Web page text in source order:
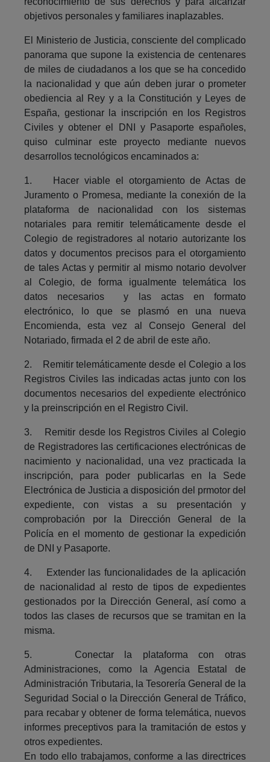
objetivos personales y familiares inaplazables.
El Ministerio de Justicia, consciente del complicado
panorama que supone la existencia de centenares
de miles de ciudadanos a los que se ha concedido
la nacionalidad y que aún deben jurar o prometer
obediencia al Rey y a la Constitución y Leyes de
España, gestionar la inscripción en los Registros
Civiles y obtener el DNI y Pasaporte españoles,
quiso culminar este proyecto mediante nuevos
desarrollos tecnológicos encaminados a:
1. Hacer viable el otorgamiento de Actas de
Juramento o Promesa, mediante la conexión de la
plataforma de nacionalidad con los sistemas
notariales para remitir telemáticamente desde el
Colegio de registradores al notario autorizante los
datos y documentos precisos para el otorgamiento
de tales Actas y permitir al mismo notario devolver
al Colegio, de forma igualmente telemática los
datos necesarios y las actas en formato
electrónico, lo que se plasmó en una nueva
Encomienda, esta vez al Consejo General del
Notariado, firmada el 2 de abril de este año.
2. Remitir telemáticamente desde el Colegio a los
Registros Civiles las indicadas actas junto con los
documentos necesarios del expediente electrónico
y la preinscripción en el Registro Civil.
3. Remitir desde los Registros Civiles al Colegio
de Registradores las certificaciones electrónicas de
nacimiento y nacionalidad, una vez practicada la
inscripción, para poder publicarlas en la Sede
Electrónica de Justicia a disposición del prmotor del
expediente, con vistas a su presentación y
comprobación por la Dirección General de la
Policía en el momento de gestionar la expedición
de DNI y Pasaporte.
4. Extender las funcionalidades de la aplicación
de nacionalidad al resto de tipos de expedientes
gestionados por la Dirección General, así como a
todos las clases de recursos que se tramitan en la
misma.
5. Conectar la plataforma con otras
Administraciones, como la Agencia Estatal de
Administración Tributaria, la Tesorería General de la
Seguridad Social o la Dirección General de Tráfico,
para recabar y obtener de forma telemática, nuevos
informes preceptivos para la tramitación de estos y
otros expedientes.
En todo ello trabajamos, conforme a las directrices